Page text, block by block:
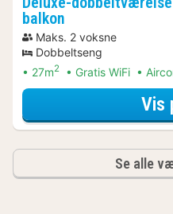
balkon
Maks. 2 voksne
Dobbeltseng
27m2 Gratis WiFi
Vis
Se alle